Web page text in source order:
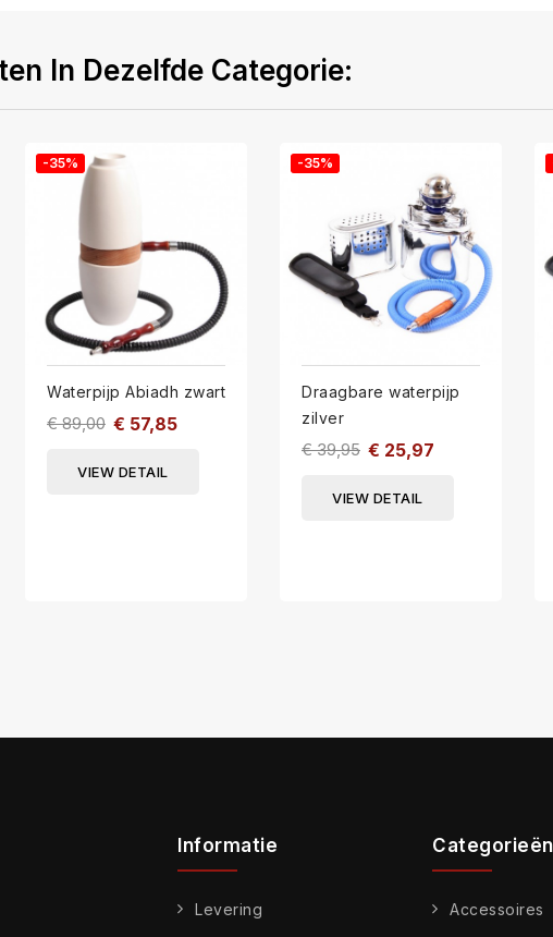
In Dezelfde Categorie:
-35%
Waterpijp Abiadh zwart
€ 89,00 € 57,85
VIEW DETAIL
-35%
Draagbare waterpijp
zilver
€ 39,95 € 25,97
VIEW DETAIL
Informatie
Levering Accessoires